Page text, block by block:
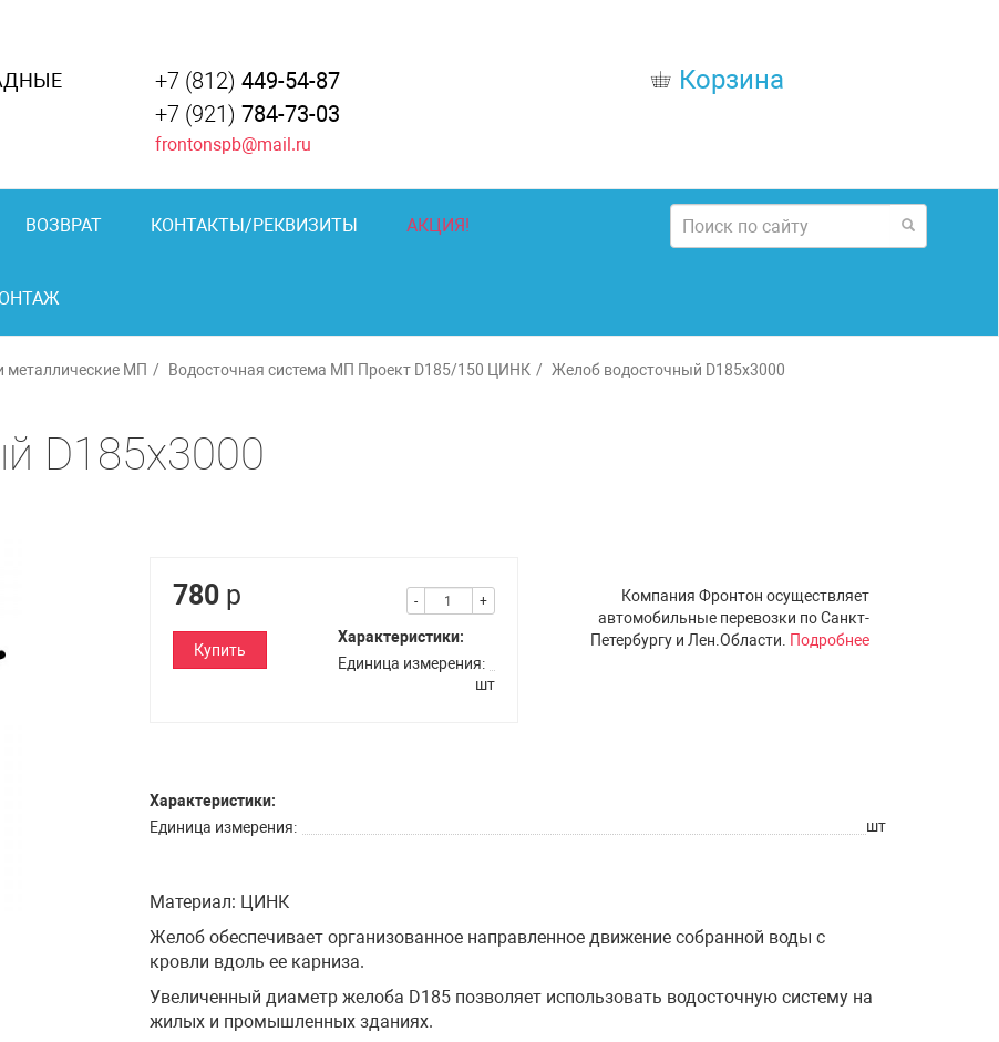
+7 (812) 449-54-87
+7 (921) 784-73-03
frontonspb@mail.ru
Корзина
ВОЗВРАТ КОНТАКТЫ/РЕКВИЗИТЫ АКЦИЯ!
металлические МП Водосточная система МП Проект D185/150 ЦИНК Желоб водосточный D185х3000
D185х3000
780 р
Купить
- +
Характеристики:
Единица измерения
шт
Компания Фронтон осуществляет
автомобильные перевозки по Санкт-
Петербургу и Лен.Области.
Подробнее
Характеристики:
Единица измерения
шт
Материал: ЦИНК
Желоб обеспечивает организованное направленное движение собранной воды с
кровли вдоль ее карниза.
Увеличенный диаметр желоба D185 позволяет использовать водосточную систему на
жилых и промышленных зданиях.